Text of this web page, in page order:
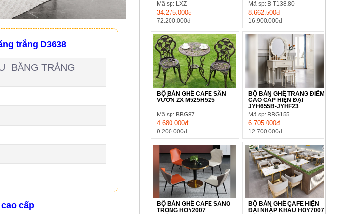
trắng D3638
BĂNG TRẮNG
cấp
Mã sp: LXZ
34.275.000đ
72.200.000đ
Mã sp: B T138.80
8.662.500đ
16.900.000đ
BỘ BÀN GHẾ CAFE SÂN
VƯỜN ZX M525H525
Mã sp: BBG87
4.680.000đ
9.200.000đ
BỘ BÀN GHẾ TRANG ĐIỂM
CAO CẤP HIỆN ĐẠI
JYH655B-JYHF23
Mã sp: BBG155
6.705.000đ
12.700.000đ
BỘ BÀN GHẾ CAFE SANG
TRỌNG HOY2007
BỘ BÀN GHẾ CAFE HIỆN
ĐẠI NHẬP KHẨU HOY7007